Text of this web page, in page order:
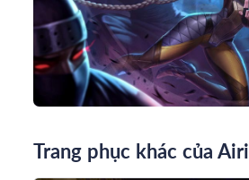
Trang phục khác của Airi